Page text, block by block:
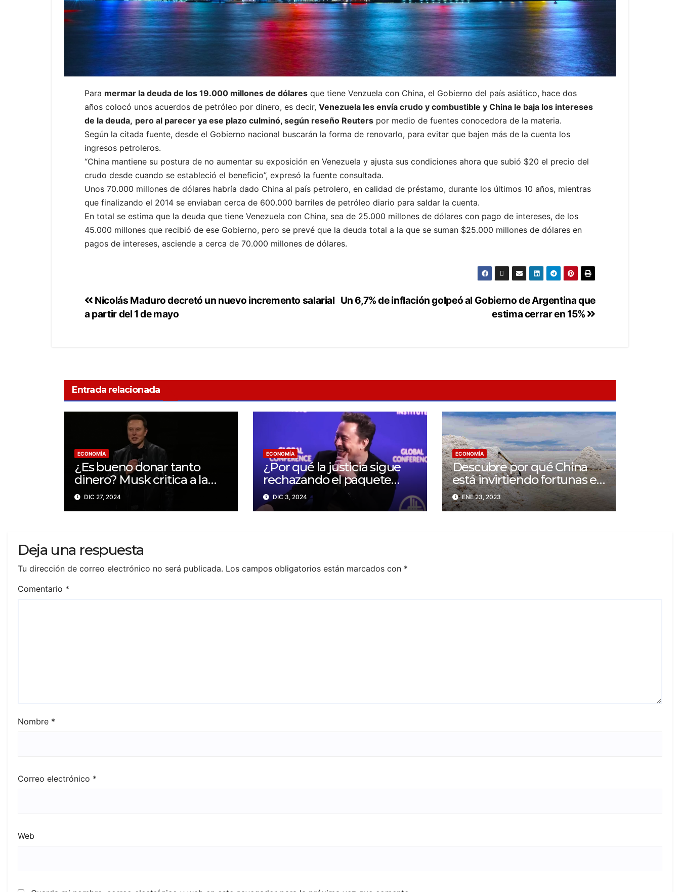
Para mermar la deuda de los 19.000 millones de dólares que tiene Venzuela con China, el Gobierno del país asiático, hace dos
años colocó unos acuerdos de petróleo por dinero, es decir, Venezuela les envía crudo y combustible y China le baja los intereses
de la deuda, pero al parecer ya ese plazo culminó, según reseño Reuters por medio de fuentes conocedora de la materia.
Según la citada fuente, desde el Gobierno nacional buscarán la forma de renovarlo, para evitar que bajen más de la cuenta los
ingresos petroleros.
“China mantiene su postura de no aumentar su exposición en Venezuela y ajusta sus condiciones ahora que subió $20 el precio del
crudo desde cuando se estableció el beneficio”, expresó la fuente consultada.
Unos 70.000 millones de dólares habría dado China al país petrolero, en calidad de préstamo, durante los últimos 10 años, mientras
que finalizando el 2014 se enviaban cerca de 600.000 barriles de petróleo diario para saldar la cuenta.
En total se estima que la deuda que tiene Venezuela con China, sea de 25.000 millones de dólares con pago de intereses, de los
45.000 millones que recibió de ese Gobierno, pero se prevé que la deuda total a la que se suman $25.000 millones de dólares en
pagos de intereses, asciende a cerca de 70.000 millones de dólares.
Un 6,7% de inflación golpeó al Gobierno de Argentina que
estima cerrar en 15%
Nicolás Maduro decretó un nuevo incremento salarial
a partir del 1 de mayo
Entrada relacionada
ECONOMÍA
¿Es bueno donar tanto
dinero? Musk critica a la
exesposa de Bezos por su
filantropía
DIC 27, 2024
ECONOMÍA
¿Por qué la justicia sigue
rechazando el paquete
salarial de Elon Musk? Un
conflicto sobre
DIC 3, 2024
ECONOMÍA
Descubre por qué China
está invirtiendo fortunas en
Australia
ENE 23, 2023
Deja una respuesta
Tu dirección de correo electrónico no será publicada. Los campos obligatorios están marcados con *
Comentario *
Nombre *
Correo electrónico *
Web